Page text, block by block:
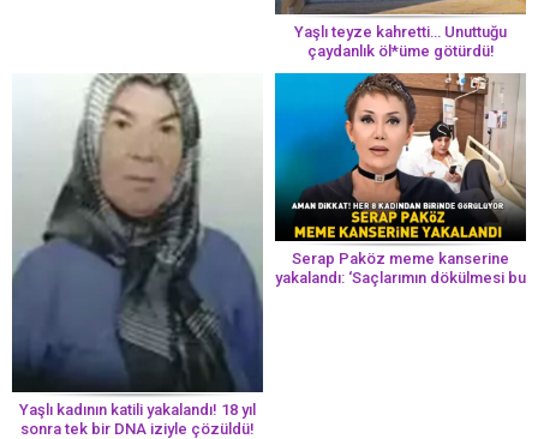
Yaşlı teyze kahretti… Unuttuğu
çaydanlık öl*üme götürdü!
Yaşlı kadının katili yakalandı! 18 yıl
sonra tek bir DNA iziyle çözüldü!
Serap Paköz meme kanserine
yakalandı: ‘Saçlarımın dökülmesi bu